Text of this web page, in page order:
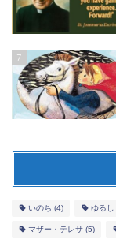
7
いのち (4) ゆるし
マザー・テレサ (5)